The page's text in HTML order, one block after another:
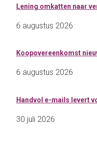
Lening omkatten naar
6 augustus 2026
Koopovereenkomst
6 augustus 2026
Handvol e-mails levert
30 juli 2026